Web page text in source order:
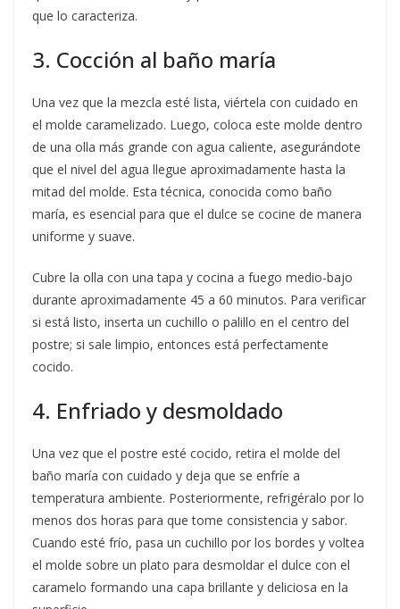
que lo caracteriza.
3. Cocción al baño maría
Una vez que la mezcla esté lista, viértela con cuidado en
el molde caramelizado. Luego, coloca este molde dentro
de una olla más grande con agua caliente, asegurándote
que el nivel del agua llegue aproximadamente hasta la
mitad del molde. Esta técnica, conocida como baño
maría, es esencial para que el dulce se cocine de manera
uniforme y suave.
Cubre la olla con una tapa y cocina a fuego medio-bajo
durante aproximadamente 45 a 60 minutos. Para verificar
si está listo, inserta un cuchillo o palillo en el centro del
postre; si sale limpio, entonces está perfectamente
cocido.
4. Enfriado y desmoldado
Una vez que el postre esté cocido, retira el molde del
baño maría con cuidado y deja que se enfríe a
temperatura ambiente. Posteriormente, refrigéralo por lo
menos dos horas para que tome consistencia y sabor.
Cuando esté frío, pasa un cuchillo por los bordes y voltea
el molde sobre un plato para desmoldar el dulce con el
caramelo formando una capa brillante y deliciosa en la